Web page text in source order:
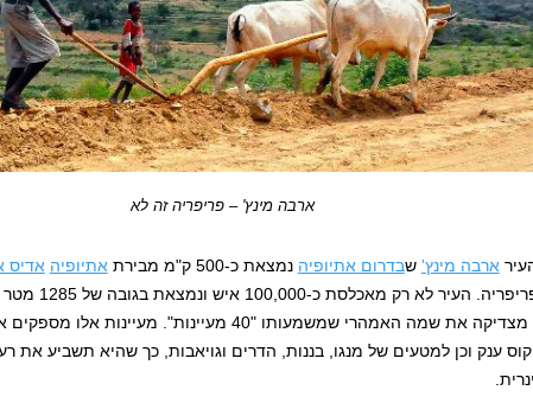
ארבה מינץ' – פריפריה זה לא
ארבה מינץ' שבדרום אתיופיה נמצאת כ-500 ק"מ מבירת אתיופיה אדיס
מלבד פריפריה.
בהחלט מצדיקה את שמה האמהרי שמשמעותו "40 מעיינות".
ענק וכן למטעים של מנגו, בננות, הדרים וגויאבות, כך שהיא תשביע את